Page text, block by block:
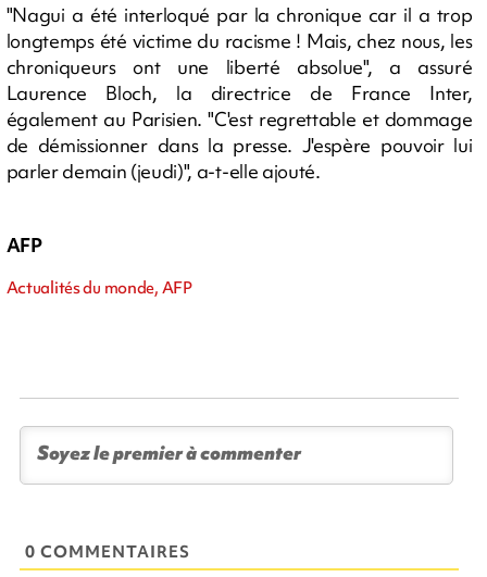
"Nagui a été interloqué par la chronique car il a trop
longtemps été victime du racisme ! Mais, chez nous, les
chroniqueurs ont une liberté absolue", a assuré
Laurence Bloch, la directrice de France Inter,
également au Parisien. "C'est regrettable et dommage
de démissionner dans la presse. J'espère pouvoir lui
parler demain (jeudi)", a-t-elle ajouté.
AFP
Actualités du monde, AFP
0 COMMENTAIRES